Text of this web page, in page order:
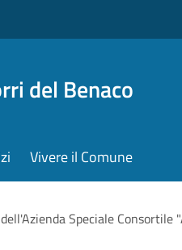
del Benaco
Vivere il Comune
Speciale Consortile